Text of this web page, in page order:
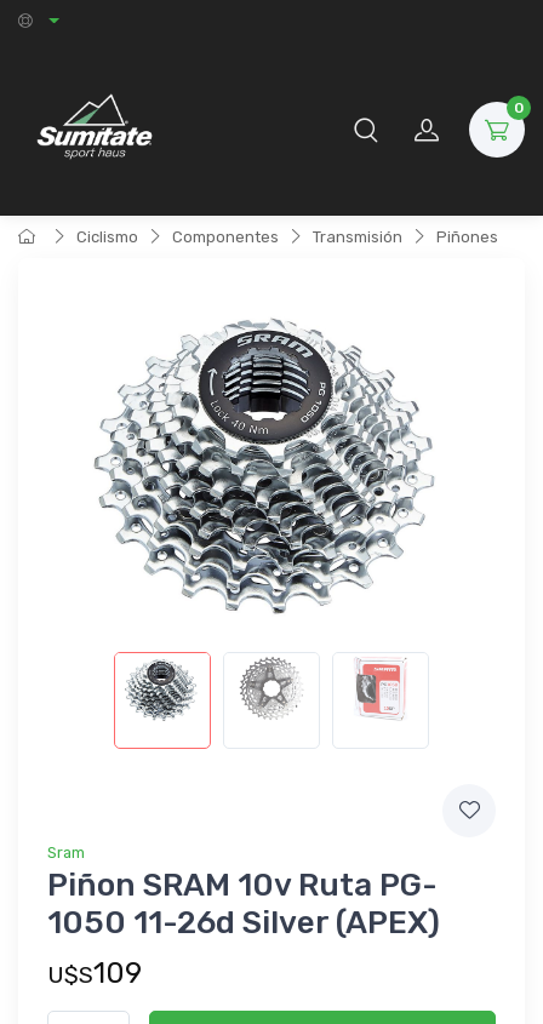
0
Ciclismo Componentes Transmisión Piñones
Sram
Piñon SRAM 10v Ruta PG-
1050 11-26d Silver (APEX)
U$S109